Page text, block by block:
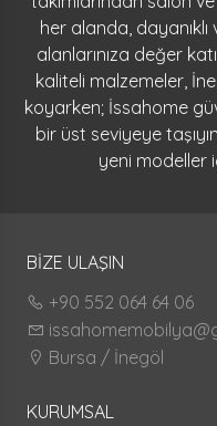
her alanda,
alanlarınıza değer
kaliteli malzemeler,
koyarken; İssahome
bir üst seviyeye
yeni modeller
BİZE ULAŞIN
+90 552 064 64 06
Bursa / İnegöl
KURUMSAL